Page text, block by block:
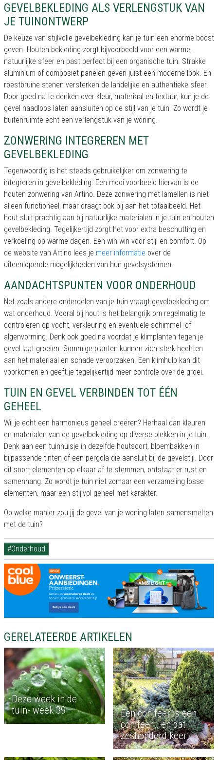
GEVELBEKLEDING ALS VERLENGSTUK VAN
JE TUINONTWERP
De keuze van stijlvolle gevelbekleding kan je tuin een enorme boost
geven. Houten bekleding zorgt bijvoorbeeld voor een warme,
natuurlijke sfeer en past perfect bij een organische tuin. Strakke
aluminium of composiet panelen geven juist een moderne look. En
roestbruine stenen versterken de landelijke en authentieke sfeer.
Door goed na te denken over kleur, materiaal en textuur, kun je de
gevel naadloos laten aansluiten op de stijl van je tuin. Zo wordt je
buitenruimte echt een verlengstuk van je woning.
ZONWERING INTEGREREN MET
GEVELBEKLEDING
Tegenwoordig is het steeds gebruikelijker om zonwering te
integreren in gevelbekleding. Een mooi voorbeeld hiervan is de
houten zonwering van Artino. Deze zonwering met lamellen is niet
alleen functioneel, maar draagt ook bij aan het totaalbeeld. Het
hout sluit prachtig aan bij natuurlijke materialen in je tuin en houten
gevelbekleding. Tegelijkertijd zorgt het voor extra beschutting en
verkoeling op warme dagen. Een win-win voor stijl en comfort. Op
de website van Artino lees je meer informatie over de
uiteenlopende mogelijkheden van hun gevelsystemen.
AANDACHTSPUNTEN VOOR ONDERHOUD
Net zoals andere onderdelen van je tuin vraagt gevelbekleding om
wat onderhoud. Vooral bij hout is het belangrijk om regelmatig te
controleren op vocht, verkleuring en eventuele schimmel- of
algenvorming. Denk ook goed na voordat je klimplanten tegen je
gevel laat groeien. Sommige planten kunnen zich sterk hechten
aan het materiaal en schade veroorzaken. Een klimhulp kan dit
voorkomen en geeft je tegelijkertijd meer controle over de groei.
TUIN EN GEVEL VERBINDEN TOT ÉÉN
GEHEEL
Wil je echt een harmonieus geheel creëren? Herhaal dan kleuren
en materialen van de gevelbekleding op diverse plekken in je tuin.
Denk aan een tuinhuisje in dezelfde houtsoort, bloembakken in
bijpassende tinten of een pergola die aansluit bij de gevelstijl. Door
dit soort elementen op elkaar af te stemmen, ontstaat er rust en
samenhang. Zo wordt je tuin niet zomaar een verzameling losse
elementen, maar een stijlvol geheel met karakter.
Op welke manier zou jij de gevel van je woning laten samensmelten
met de tuin?
#Onderhoud
GERELATEERDE ARTIKELEN
Deze week in de
tuin- week 39
Een conifeer is een
conifeer… en dat
zeshonderd keer